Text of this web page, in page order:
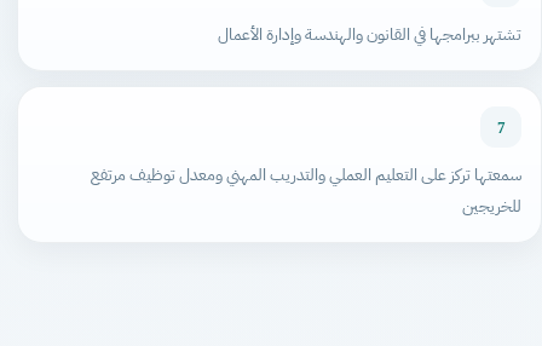
تشتهر ببرامجها في القانون والهندسة وإدارة الأعمال
7
سمعتها تركز على التعليم العملي والتدريب المهني ومعدل توظيف مرتفع
للخريجين